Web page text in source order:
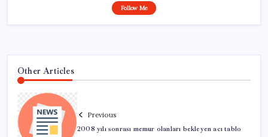
Follow Me
Other Articles
Previous
2008 yılı sonrası memur olanları bekleyen acı tablo